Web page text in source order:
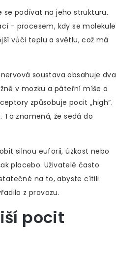
se podívat na jeho strukturu.
- procesem, kdy se molekule
vůči teplu a světlu, což má
soustava obsahuje dva
v mozku a páteřní míše a
způsobuje pocit „high“.
To znamená, že sedá do
silnou euforii, úzkost nebo
placebo. Uživatelé často
na to, abyste cítili
z provozu.
pocit